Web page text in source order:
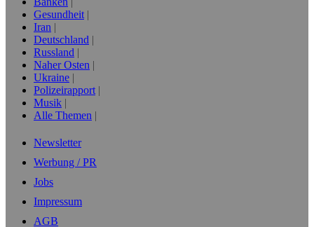
Gesundheit
Iran
Deutschland
Russland
Naher Osten
Ukraine
Polizeirapport
Musik
Alle Themen
Newsletter
Werbung / PR
Jobs
Impressum
AGB